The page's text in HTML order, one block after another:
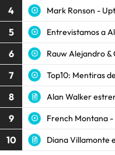
4 Mark Ronson -
5 Entrevistamos a
6 Rauw Alejandro &
7 Top10: Mentiras
8 Alan Walker
9 French Montana
10 Diana Villamonte